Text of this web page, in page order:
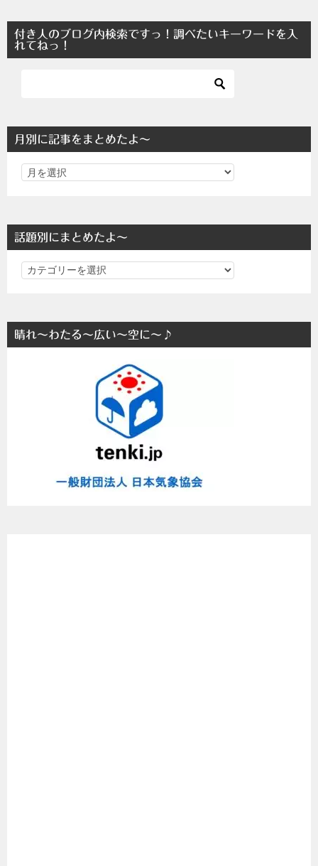
付き人のブログ内検索ですっ！調べたいキーワードを入
れてねっ！
月別に記事をまとめたよ～
話題別にまとめたよ～
話
に
ま
晴れ～わたる～広い～空に～♪